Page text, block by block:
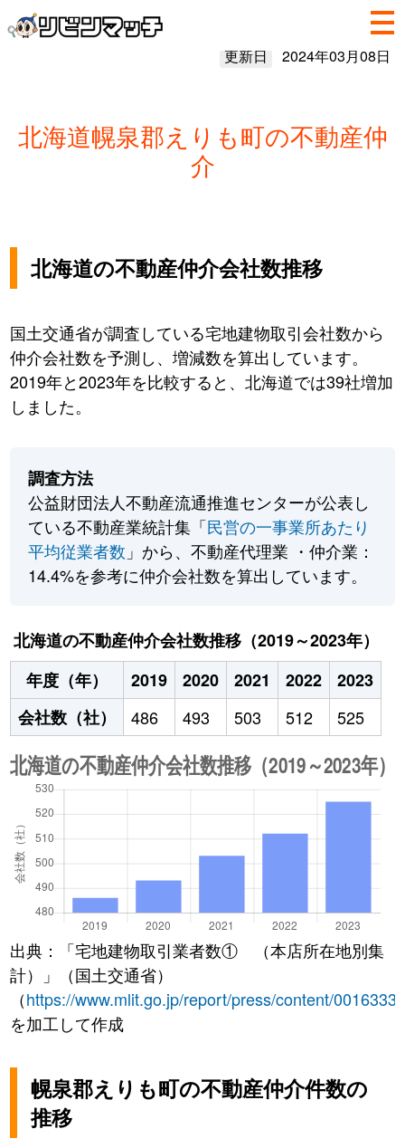
更新日 2024年03月08日
北海道幌泉郡えりも町の不動産仲
介
北海道の不動産仲介会社数推移
国土交通省が調査している宅地建物取引会社数から
仲介会社数を予測し、増減数を算出しています。
2019年と2023年を比較すると、北海道では39社増加
しました。
調査方法
公益財団法人不動産流通推進センターが公表し
ている不動産業統計集「民営の一事業所あたり
平均従業者数 」から、不動産代理業 ・仲介業：
14.4%を参考に仲介会社数を算出しています。
北海道の不動産仲介会社数推移（2019～2023年）
年度（年）
2019 2020 2021 2022
2023
会社数（社）
486 493 503 512 525
出典：「宅地建物取引業者数① （本店所在地別集
計）」（国土交通省）
（https://www.mlit.go.jp/report/press/content/
を加工して作成
幌泉郡えりも町の不動産仲介件数の
推移